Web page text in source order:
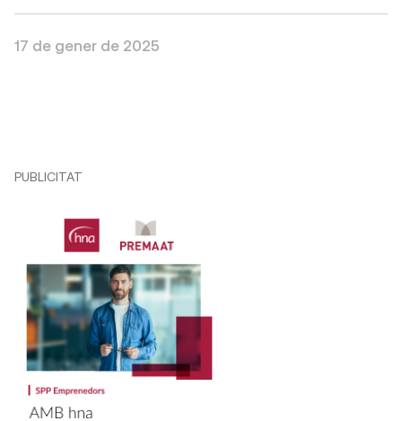
17 de gener de 2025
PUBLICITAT